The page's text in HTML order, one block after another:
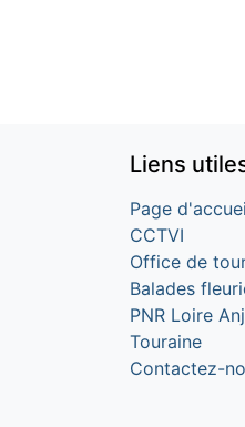
Liens
Page
CCTVI
Office de
Balades
PNR Loire
Touraine
Contactez-